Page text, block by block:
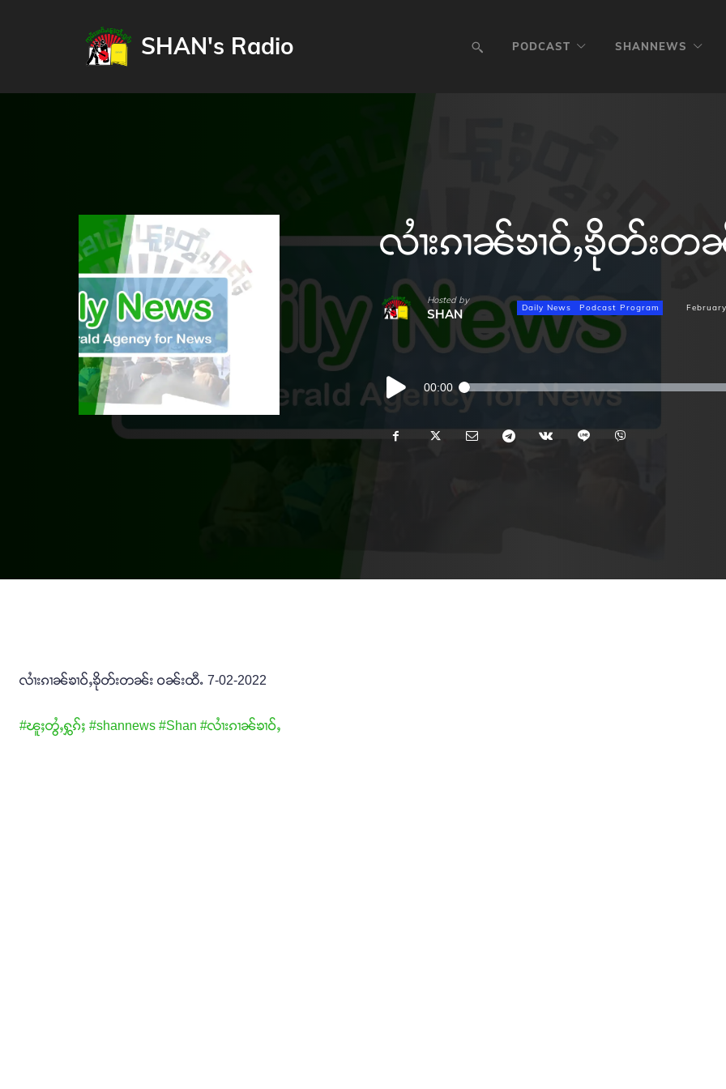
SHAN's Radio PODCAST SHANNEWS
လၢႆးၵၢၼ်ၶၢဝ်ႇၶိုတ်းတ
Hosted by
SHAN Daily News Podcast Program
Audio
Player
00:00
လၢႆးၵၢၼ်ၶၢဝ်ႇၶိုတ်းတၼ်း ဝၼ်းထီႉ 7-02-2022
#ၽူႈတွႆႇႁွၵ်ႈ #shannews #Shan #လၢႆးၵၢၼ်ၶၢဝ်ႇ